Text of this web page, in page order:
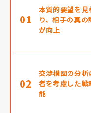
01
本質的要望を
り、相手の真
が向上
02
交渉構図の分
者を考慮した
能